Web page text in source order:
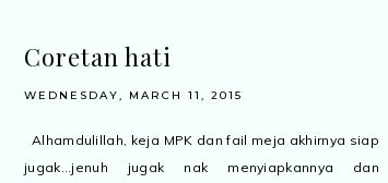
Coretan hati
WEDNESDAY, MARCH 11, 2015
Alhamdulillah, keja MPK dan fail meja akhirnya siap
jugak...jenuh jugak nak menyiapkannya dan